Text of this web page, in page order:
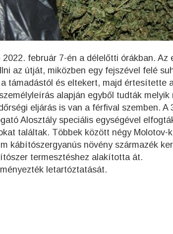
február 7-én a délelőtti órákban. Az
az útját, miközben egy fejszével felé
a támadástól és eltekert, majd értesítette
alapján egyből tudták
eljárás is van a férfival szemben. A
Alosztály speciális egységével
találtak. Többek között négy Molotov-
kábítószergyanús növény származék
termesztéshez alakította át.
letartóztatását.